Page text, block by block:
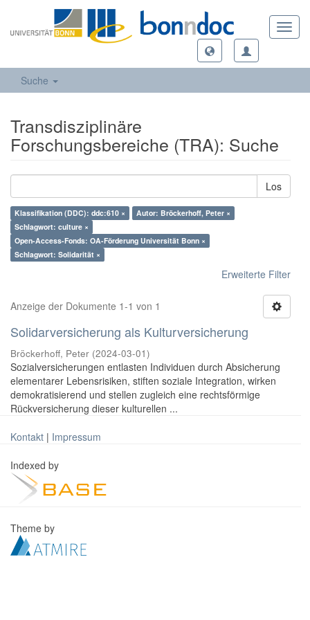
Suche
Transdisziplinäre
Forschungsbereiche (TRA): Suche
Los
Klassifikation (DDC): ddc:610 ×
Autor: Bröckerhoff, Peter ×
Schlagwort: culture ×
Open-Access-Fonds: OA-Förderung Universität Bonn ×
Schlagwort: Solidarität ×
Erweiterte Filter
Anzeige der Dokumente 1-1 von 1
Solidarversicherung als Kulturversicherung
Bröckerhoff, Peter (2024-03-01)
Sozialversicherungen entlasten Individuen durch Absicherung
elementarer Lebensrisiken, stiften soziale Integration, wirken
demokratisierend und stellen zugleich eine rechtsförmige
Rückversicherung dieser kulturellen ...
Kontakt | Impressum
Indexed by
Theme by